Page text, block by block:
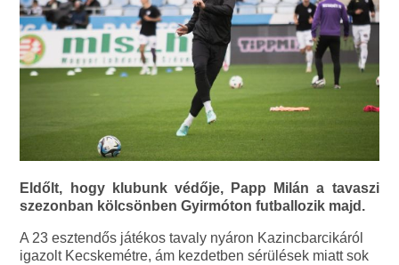
Eldőlt, hogy klubunk védője, Papp Milán a tavaszi
szezonban kölcsönben Gyirmóton futballozik majd.
A 23 esztendős játékos tavaly nyáron Kazincbarcikáról
igazolt Kecskemétre, ám kezdetben sérülések miatt sok